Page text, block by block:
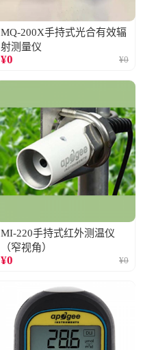
MQ-200X手持式光合有效辐
射测量仪
¥0 ¥0
MI-220手持式红外测温仪
（窄视角）
¥0 ¥0